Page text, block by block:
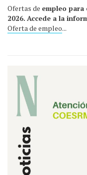
Ofertas de empleo para
2026. Accede a la
Oferta de empleo...